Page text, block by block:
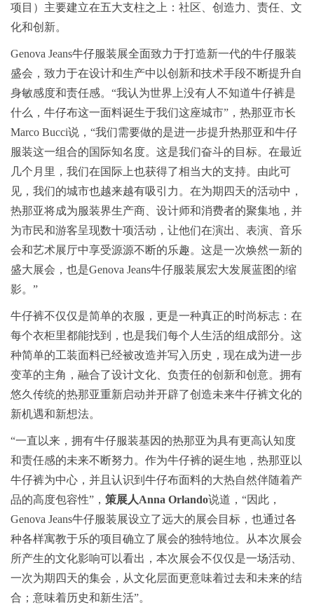
项目）主要建立在五大支柱之上：社区、创造力、责任、文
化和创新。
Genova Jeans牛仔服装展全面致力于打造新一代的牛仔服装
盛会，致力于在设计和生产中以创新和技术手段不断提升自
身敏感度和责任感。“我认为世界上没有人不知道牛仔裤是
什么，牛仔布这一面料诞生于我们这座城市”，热那亚市长
Marco Bucci说，“我们需要做的是进一步提升热那亚和牛仔
服装这一组合的国际知名度。这是我们奋斗的目标。在最近
几个月里，我们在国际上也获得了相当大的支持。由此可
见，我们的城市也越来越有吸引力。在为期四天的活动中，
热那亚将成为服装界生产商、设计师和消费者的聚集地，并
为市民和游客呈现数十项活动，让他们在演出、表演、音乐
会和艺术展厅中享受源源不断的乐趣。这是一次焕然一新的
盛大展会，也是Genova Jeans牛仔服装展宏大发展蓝图的缩
影。”
牛仔裤不仅仅是简单的衣服，更是一种真正的时尚标志：在
每个衣柜里都能找到，也是我们每个人生活的组成部分。这
种简单的工装面料已经被改造并写入历史，现在成为进一步
变革的主角，融合了设计文化、负责任的创新和创意。拥有
悠久传统的热那亚重新启动并开辟了创造未来牛仔裤文化的
新机遇和新想法。
“一直以来，拥有牛仔服装基因的热那亚为具有更高认知度
和责任感的未来不断努力。作为牛仔裤的诞生地，热那亚以
牛仔裤为中心，并且认识到牛仔布面料的大热自然伴随着产
品的高度包容性”， 策展人Anna Orlando说道，“因此，
Genova Jeans牛仔服装展设立了远大的展会目标，也通过各
种各样寓教于乐的项目确立了展会的独特地位。从本次展会
所产生的文化影响可以看出，本次展会不仅仅是一场活动、
一次为期四天的集会，从文化层面更意味着过去和未来的结
合；意味着历史和新生活”。